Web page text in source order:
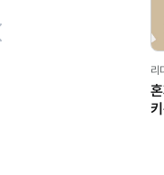
리